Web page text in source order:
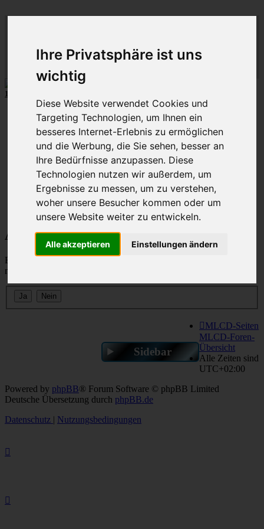
Ihre Privatsphäre ist uns
wichtig
Diese Website verwendet Cookies und
Targeting Technologien, um Ihnen ein
besseres Internet-Erlebnis zu ermöglichen
und die Werbung, die Sie sehen, besser an
Ihre Bedürfnisse anzupassen. Diese
Technologien nutzen wir außerdem, um
Ergebnisse zu messen, um zu verstehen,
woher unsere Besucher kommen oder um
unsere Website weiter zu entwickeln.
Alle akzeptieren Einstellungen ändern
Deutschland
Der Mercedes M-Klasse Club!
Ruhr
MLCD
10 aus 75 MLCD-M-Klassen der
Schnellzugriff
Ungelesene
MLCD-Ausstellung
Forennutzer
FAQ
MLCD-Seiten MLCD-Foren-Übersicht
Alle Cookies des Boards löschen
Bist du dir sicher, dass du alle Cookies des Boards löschen
möchtest?
Sidebar
MLCD-Seiten
MLCD-Foren-
Übersicht
Alle Zeiten sind
UTC+02:00
Powered by phpBB® Forum Software © phpBB Limited
Deutsche Übersetzung durch phpBB.de
Datenschutz | Nutzungsbedingungen